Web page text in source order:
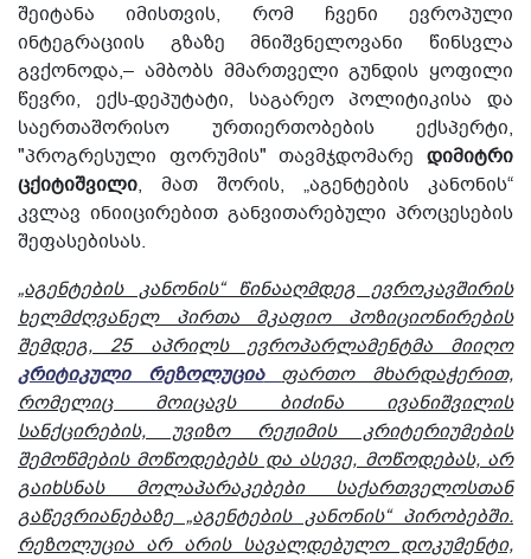
შეიტანა იმისთვის, რომ ჩვენი ევროპული
ინტეგრაციის გზაზე მნიშვნელოვანი წინსვლა
გვქონოდა,– ამბობს მმართველი გუნდის ყოფილი
წევრი, ექს-დეპუტატი, საგარეო პოლიტიკისა და
საერთაშორისო ურთიერთობების ექსპერტი,
"პროგრესული ფორუმის" თავმჯდომარე დიმიტრი
ცქიტიშვილი, მათ შორის, „აგენტების კანონის“
კვლავ ინიიცირებით განვითარებული პროცესების
შეფასებისას.
„აგენტების კანონის“ წინააღმდეგ ევროკავშირის
ხელმძღვანელ პირთა მკაფიო პოზიციონირების
შემდეგ, 25 აპრილს ევროპარლამენტმა მიიღო
კრიტიკული რეზოლუცია
ფართო მხარდაჭერით,
რომელიც მოიცავს ბიძინა ივანიშვილის
სანქცირების, უვიზო რეჟიმის კრიტერიუმების
შემოწმების მოწოდებებს და ასევე, მოწოდებას, არ
გაიხსნას მოლაპარაკებები საქართველოსთან
გაწევრიანებაზე „აგენტების კანონის“ პირობებში.
რეზოლუცია არ არის სავალდებულო დოკუმენტი,